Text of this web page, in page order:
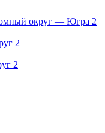
округ — Югра 2
2
2